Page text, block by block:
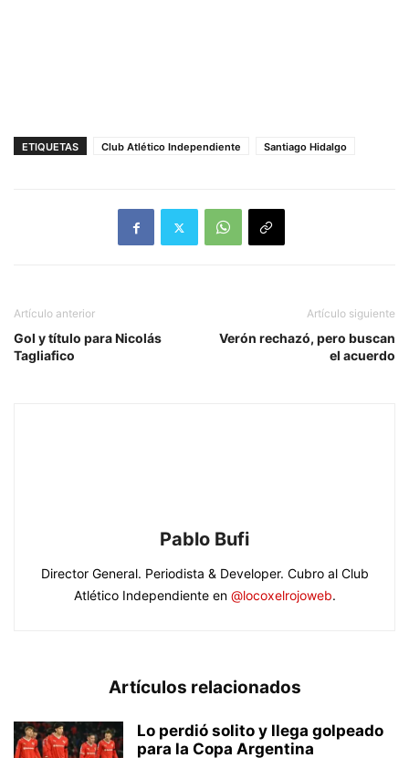
ETIQUETAS Club Atlético Independiente Santiago Hidalgo
Artículo anterior
Gol y título para Nicolás
Tagliafico
Artículo siguiente
Verón rechazó, pero buscan
el acuerdo
Pablo Bufi
Director General. Periodista & Developer. Cubro al Club
Atlético Independiente en @locoxelrojoweb.
Artículos relacionados
Lo perdió solito y llega golpeado
para la Copa Argentina